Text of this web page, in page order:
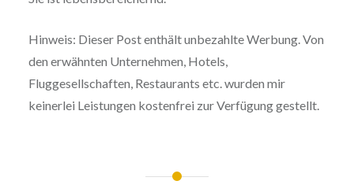
Hinweis: Dieser Post enthält unbezahlte Werbung. Von
den erwähnten Unternehmen, Hotels,
Fluggesellschaften, Restaurants etc. wurden mir
keinerlei Leistungen kostenfrei zur Verfügung gestellt.